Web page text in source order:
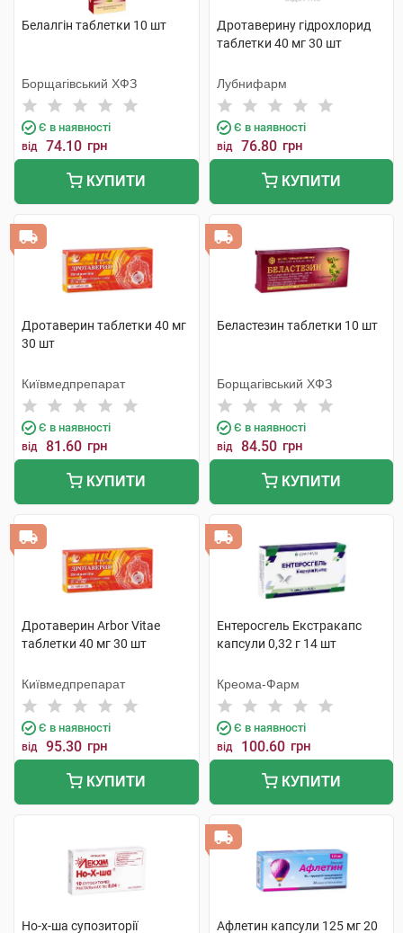
Белалгін таблетки 10 шт
Борщагівський ХФЗ
Є в наявності
від 74.10 грн
КУПИТИ
Дротаверину гідрохлорид
таблетки 40 мг 30 шт
Лубнифарм
Є в наявності
від 76.80 грн
КУПИТИ
Дротаверин таблетки 40 мг
30 шт
Київмедпрепарат
Є в наявності
від 81.60 грн
КУПИТИ
Беластезин таблетки 10 шт
Борщагівський ХФЗ
Є в наявності
від 84.50 грн
КУПИТИ
Дротаверин Arbor Vitae
таблетки 40 мг 30 шт
Київмедпрепарат
Є в наявності
від 95.30 грн
КУПИТИ
Ентеросгель Екстракапс
капсули 0,32 г 14 шт
Креома-Фарм
Є в наявності
від 100.60 грн
КУПИТИ
Но-х-ша супозиторії Афлетин капсули 125 мг 20